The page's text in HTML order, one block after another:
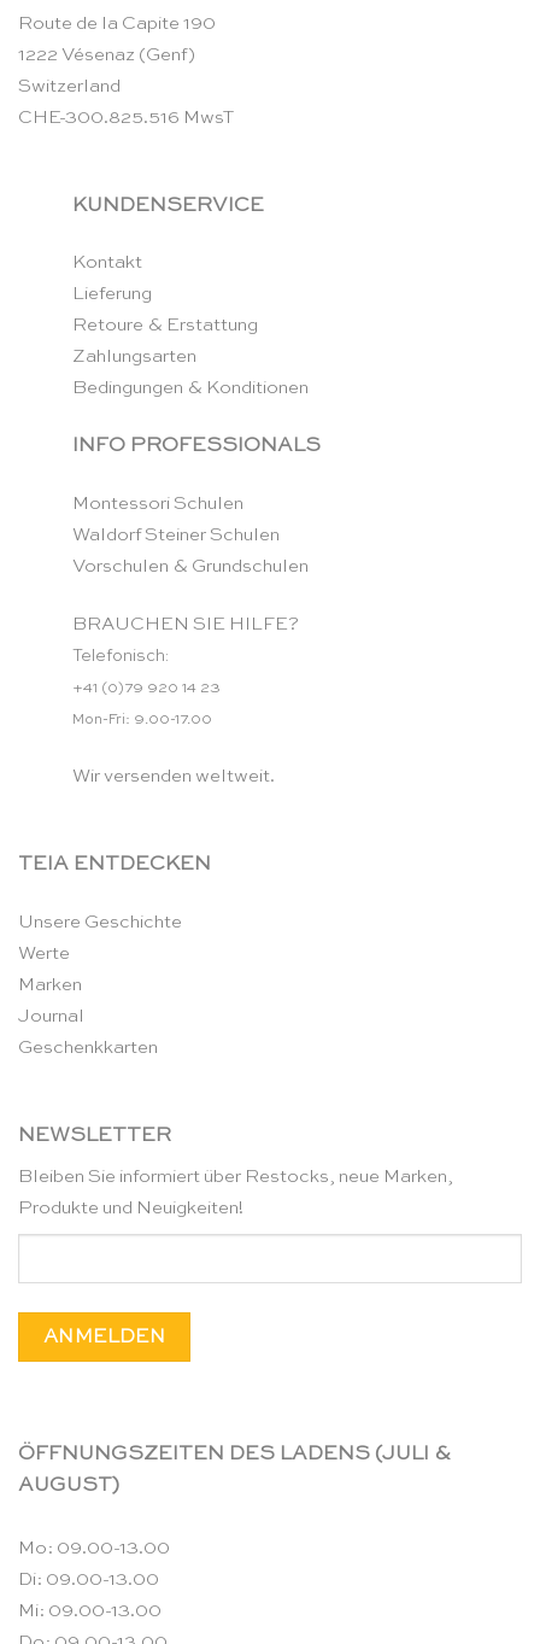
Route de la Capite 190
1222 Vésenaz (Genf)
Switzerland
CHE-300.825.516 MwsT
KUNDENSERVICE
Kontakt
Lieferung
Retoure & Erstattung
Zahlungsarten
Bedingungen & Konditionen
INFO PROFESSIONALS
Montessori Schulen
Waldorf Steiner Schulen
Vorschulen & Grundschulen
BRAUCHEN SIE HILFE?
Telefonisch:
+41 (0)79 920 14 23
Mon-Fri: 9.00-17.00
Wir versenden weltweit.
TEIA ENTDECKEN
Unsere Geschichte
Werte
Marken
Journal
Geschenkkarten
NEWSLETTER
Bleiben Sie informiert über Restocks, neue Marken,
Produkte und Neuigkeiten!
ÖFFNUNGSZEITEN DES LADENS (JULI &
AUGUST)
Mo: 09.00-13.00
Di: 09.00-13.00
Mi: 09.00-13.00